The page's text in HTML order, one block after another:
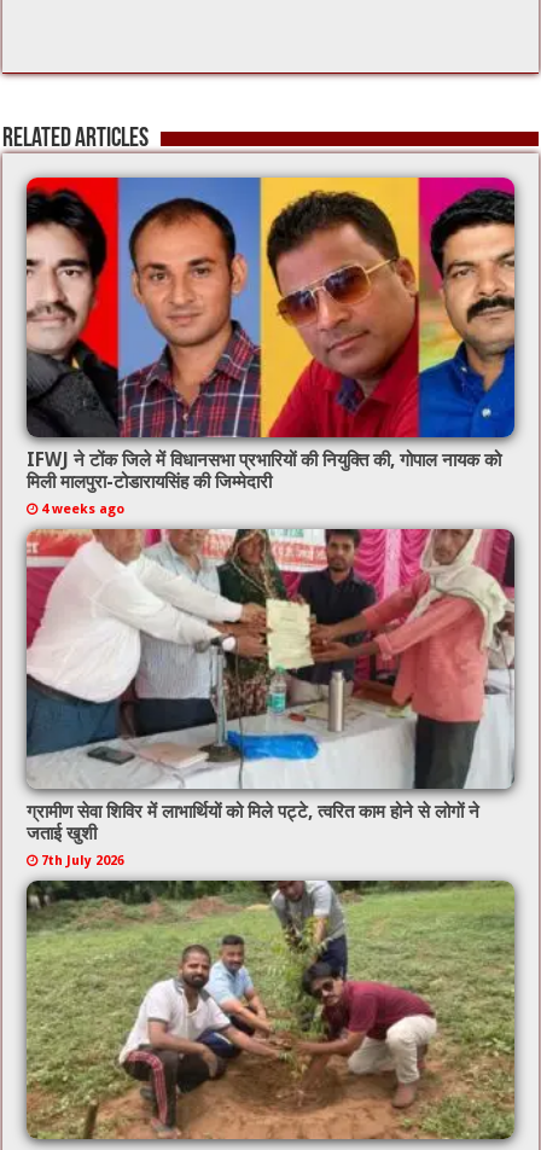
Related Articles
IFWJ ने टोंक जिले में विधानसभा प्रभारियों की नियुक्ति की, गोपाल नायक को
मिली मालपुरा-टोडारायसिंह की जिम्मेदारी
4 weeks ago
ग्रामीण सेवा शिविर में लाभार्थियों को मिले पट्टे, त्वरित काम होने से लोगों ने
जताई खुशी
7th July 2026